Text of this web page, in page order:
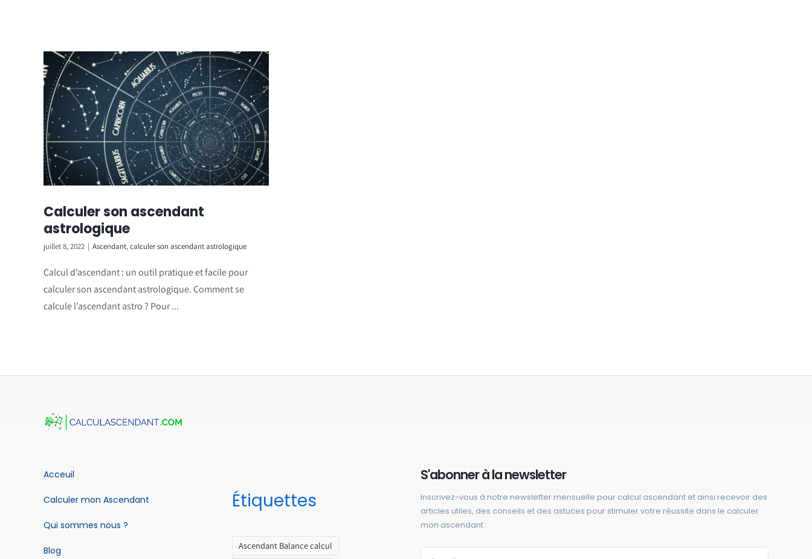
Calculer son ascendant
astrologique
juillet 8, 2022 | Ascendant,calculer son ascendant astrologique
Calcul d’ascendant : un outil pratique et facile pour
calculer son ascendant astrologique. Comment se
calcule l’ascendant astro ? Pour ...
Acceuil
Calculer mon Ascendant
Qui sommes nous ?
Blog
Étiquettes
Ascendant Balance calcul
S'abonner à la newsletter
Inscrivez-vous à notre newsletter mensuelle pour calcul ascendant et ainsi recevoir des
articles utiles, des conseils et des astuces pour stimuler votre réussite dans le calculer
mon ascendant :